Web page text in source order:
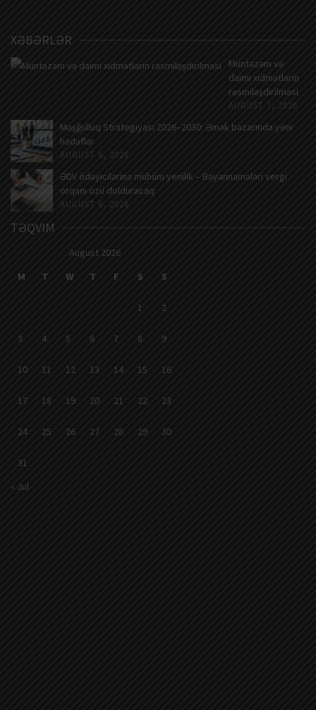
XƏBƏRLƏR
Müntəzəm və
daimi xidmətlərin
rəsmiləşdirilməsi
AUGUST 7, 2026
Məşğulluq Strategiyası 2026–2030: Əmək bazarında yeni
hədəflər
AUGUST 6, 2026
ƏDV ödəyicilərinə mühüm yenilik – Bəyannamələri vergi
orqanı özü dolduracaq
AUGUST 6, 2026
TƏQVIM
August 2026
M
T W T F S S
1 2
3 4 5 6 7 8 9
10 11 12 13 14 15 16
17 18 19 20 21 22 23
24 25 26 27 28 29 30
31
« Jul